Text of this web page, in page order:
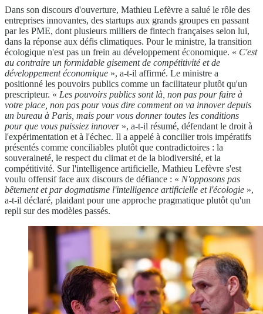
Dans son discours d'ouverture, Mathieu Lefèvre a salué le rôle des
entreprises innovantes, des startups aux grands groupes en passant
par les PME, dont plusieurs milliers de fintech françaises selon lui,
dans la réponse aux défis climatiques. Pour le ministre, la transition
écologique n'est pas un frein au développement économique. « C'est
au contraire un formidable gisement de compétitivité et de
développement économique », a-t-il affirmé. Le ministre a
positionné les pouvoirs publics comme un facilitateur plutôt qu'un
prescripteur. « Les pouvoirs publics sont là, non pas pour faire à
votre place, non pas pour vous dire comment on va innover depuis
un bureau à Paris, mais pour vous donner toutes les conditions
pour que vous puissiez innover », a-t-il résumé, défendant le droit à
l'expérimentation et à l'échec. Il a appelé à concilier trois impératifs
présentés comme conciliables plutôt que contradictoires : la
souveraineté, le respect du climat et de la biodiversité, et la
compétitivité. Sur l'intelligence artificielle, Mathieu Lefèvre s'est
voulu offensif face aux discours de défiance : « N'opposons pas
bêtement et par dogmatisme l'intelligence artificielle et l'écologie »,
a-t-il déclaré, plaidant pour une approche pragmatique plutôt qu'un
repli sur des modèles passés.